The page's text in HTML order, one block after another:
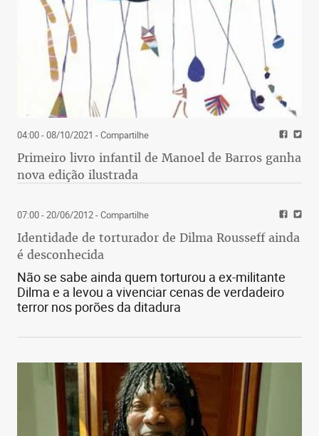
04:00 - 08/10/2021 - Compartilhe
Primeiro livro infantil de Manoel de Barros ganha
nova edição ilustrada
07:00 - 20/06/2012- Compartilhe
Identidade de torturador de Dilma Rousseff ainda
é desconhecida
Não se sabe ainda quem torturou a ex-militante
Dilma e a levou a vivenciar cenas de verdadeiro
terror nos porões da ditadura